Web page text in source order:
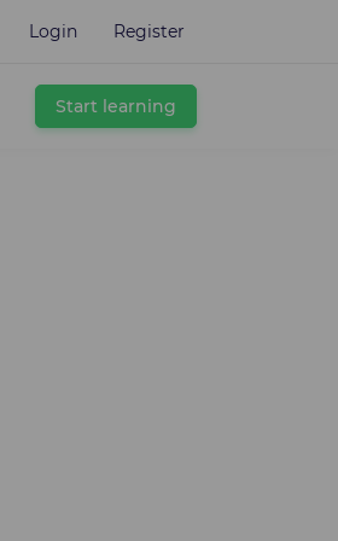
Login Register
Start learning